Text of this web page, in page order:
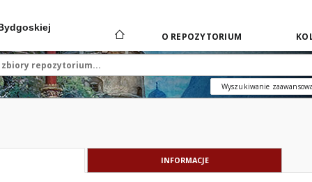
O REPOZYTORIUM
Wyszukiwanie
INFORMACJE